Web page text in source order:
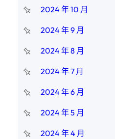
2024 年 10 月
2024 年 9 月
2024 年 8 月
2024 年 7 月
2024 年 6 月
2024 年 5 月
2024 年 4 月